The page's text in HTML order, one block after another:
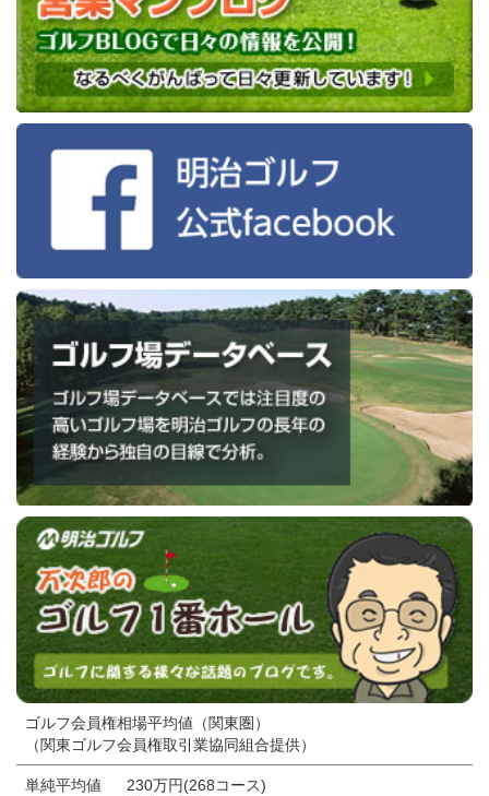
ゴルフ会員権相場平均値（関東圏）
（関東ゴルフ会員権取引業協同組合提供）
単純平均値
230万円(268コース)